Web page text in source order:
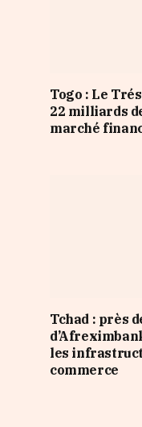
Togo : Le
22 milliards
marché
Tchad : près
les
commerce